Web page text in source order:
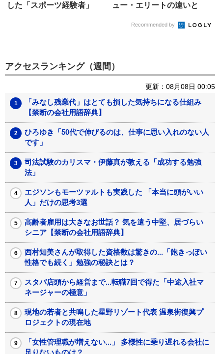
した「スポーツ経験者」
ュー・エリートの違いと
Recommended by
アクセスランキング（週間）
更新：08月08日 00:05
「みなし残業代」はとても損した気持ちになる仕組み
【禁断の会社用語辞典】
ひろゆき「50代で伸びるのは、仕事に思い入れのない人
です」
司法試験のカリスマ・伊藤真が教える「成功する勉強
法」
エジソンもモーツァルトも実践した 「本当に頭がいい
人」だけの思考3選
高齢者雇用は大きなお世話？ 気を遣う中堅、居づらい
シニア【禁断の会社用語辞典】
西村知美さんが取得した資格数は驚きの...「飽きっぽい
性格でも続く」勉強の秘訣とは？
スタバ店頭から経営まで...転職7回で得た「中途入社マ
ネージャーの極意」
現地の若者と共鳴した星野リゾート代表 温泉街復興プ
ロジェクトの現在地
「女性管理職が増えない...」 多様性に乗り遅れる会社に